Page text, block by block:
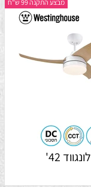
מבצע התקנה 99 ש"ח
לונגווד 42'